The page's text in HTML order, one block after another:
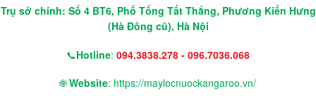
Trụ sở chính: Số 4 BT6, Phố Tống Tất Thắng, Phương Kiến Hưng
(Hà Đông cũ), Hà Nội
📞Hotline: 094.3838.278 - 096.7036.068
🌐Website: https://maylocnuockangaroo.vn/